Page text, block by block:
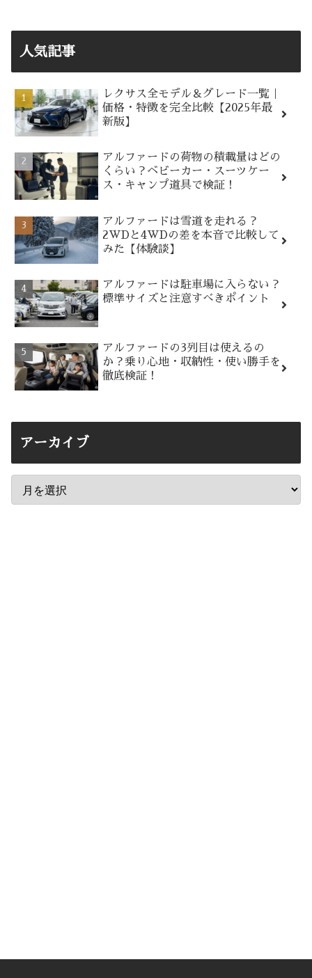
人気記事
レクサス全モデル＆グレード一覧｜
価格・特徴を完全比較【2025年最
新版】
アルファードの荷物の積載量はどの
くらい？ベビーカー・スーツケー
ス・キャンプ道具で検証！
アルファードは雪道を走れる？
2WDと4WDの差を本音で比較して
みた【体験談】
アルファードは駐車場に入らない？
標準サイズと注意すべきポイント
アルファードの3列目は使えるの
か？乗り心地・収納性・使い勝手を
徹底検証！
アーカイブ